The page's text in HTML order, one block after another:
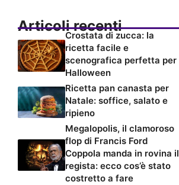
Articoli recenti
Crostata di zucca: la
ricetta facile e
scenografica perfetta per
Halloween
Ricetta pan canasta per
Natale: soffice, salato e
ripieno
Megalopolis, il clamoroso
flop di Francis Ford
Coppola manda in rovina il
regista: ecco cos’è stato
costretto a fare